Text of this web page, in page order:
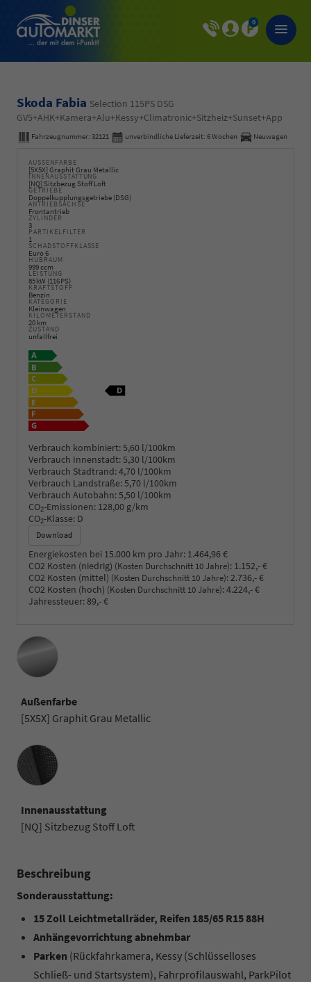
0
Skoda Fabia Selection 115PS DSG
GV5+AHK+Kamera+Alu+Kessy+Climatronic+Sitzheiz+Sunset+App
Fahrzeugnummer: 32121 unverbindliche Lieferzeit: 6 Wochen Neuwagen
AUSSENFARBE
[5X5X] Graphit Grau Metallic
INNENAUSSTATTUNG
[NQ] Sitzbezug Stoff Loft
GETRIEBE
Doppelkupplungsgetriebe (DSG)
ANTRIEBSACHSE
Frontantrieb
ZYLINDER
3
PARTIKELFILTER
1
SCHADSTOFFKLASSE
Euro 6
HUBRAUM
999 ccm
LEISTUNG
85 kW (116 PS)
KRAFTSTOFF
Benzin
KATEGORIE
Kleinwagen
KILOMETERSTAND
20 km
ZUSTAND
unfallfrei
Verbrauch kombiniert:5,60 l/100km
Verbrauch Innenstadt:5,30 l/100km
Verbrauch Stadtrand:4,70 l/100km
Verbrauch Landstraße:5,70 l/100km
Verbrauch Autobahn:5,50 l/100km
CO2-Emissionen: 128,00 g/km
CO2-Klasse: D
Download
Energiekosten bei 15.000 km pro Jahr: 1.464,96 €
CO2 Kosten (niedrig) (Kosten Durchschnitt 10 Jahre): 1.152,- €
CO2 Kosten (mittel) (Kosten Durchschnitt 10 Jahre): 2.736,- €
CO2 Kosten (hoch) (Kosten Durchschnitt 10 Jahre):4.224,- €
Jahressteuer:89,- €
Außenfarbe
[5X5X] Graphit Grau Metallic
Innenausstattung
Innenausstattung
[NQ] Sitzbezug Stoff Loft
Beschreibung
Sonderausstattung:
15 Zoll Leichtmetallräder, Reifen 185/65 R15 88H
Anhängevorrichtung abnehmbar
Parken (Rückfahrkamera, Kessy (Schlüsselloses
Schließ- und Startsystem), Fahrprofilauswahl, ParkPilot